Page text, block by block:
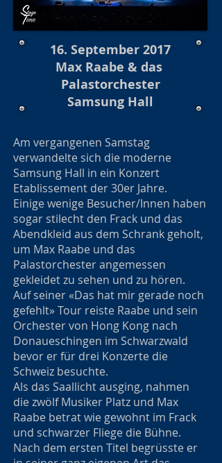
16. September 2017
Max Raabe & das
Palastorchester
Samsung Hall
Am vergangenen Samstag
verwandelte sich die moderne
Samsung Hall in ein Konzert
Etablissement der 30er Jahre.
Einige wenige Besucher/Innen haben
sogar stilecht den Frack und das
Abendkleid aus dem Schrank geholt,
um Max Raabe und das
Palastorchester angemessen
gekleidet zu sehen und zu hören.
Auf seiner «Das hat mir gerade noch
gefehlt» Tour reiste Raabe und sein
Orchester von Hong Kong nach
Donaueschingen im Schwarzwald
bevor er für drei Konzerte die
Schweiz besuchte.
Als das Saallicht ausging, nahmen
die zwölf Musiker Platz und Max
Raabe betrat wie gewohnt im Frack
und schwarzer Fliege die Bühne.
Nach dem ersten Titel begrüsste er